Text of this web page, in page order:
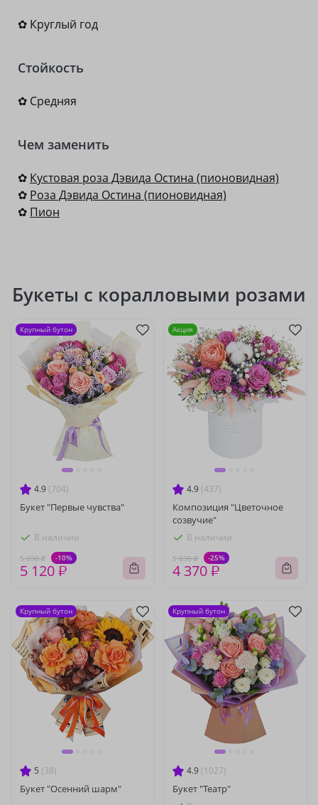
✿ Круглый год
Стойкость
✿ Средняя
Чем заменить
✿ Кустовая роза Дэвида Остина (пионовидная)
✿ Роза Дэвида Остина (пионовидная)
✿ Пион
Букеты с коралловыми розами
4.9 (704)
Букет "Первые чувства"
В наличии
5 690 ₽ -10%
5 120 ₽
Крупный бутон
4.9 (437)
Композиция "Цветочное
созвучие"
В наличии
5 830 ₽ -25%
4 370 ₽
Акция
5 (38)
Букет "Осенний шарм"
Крупный бутон
4.9 (1027)
Букет "Театр"
Крупный бутон